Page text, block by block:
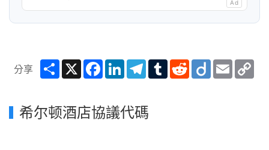
Ad
分享 ShareX Facebook
LinkedInTelegram
TumblrRedditDiigo Email
希尔顿酒店協議代碼